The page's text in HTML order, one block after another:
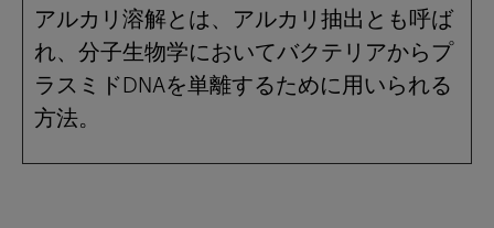
アルカリ溶解とは、アルカリ抽出とも呼ば
れ、分子生物学においてバクテリアからプ
ラスミドDNAを単離するために用いられる
方法。